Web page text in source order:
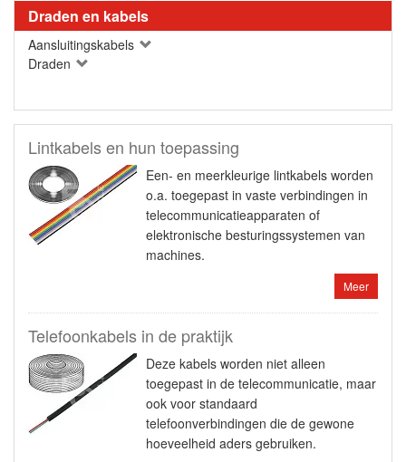
Draden en kabels
Aansluitingskabels
Draden
Lintkabels en hun toepassing
Een- en meerkleurige lintkabels worden
o.a. toegepast in vaste verbindingen in
telecommunicatieapparaten of
elektronische besturingssystemen van
machines.
Meer
Telefoonkabels in de praktijk
Deze kabels worden niet alleen
toegepast in de telecommunicatie, maar
ook voor standaard
telefoonverbindingen die de gewone
hoeveelheid aders gebruiken.